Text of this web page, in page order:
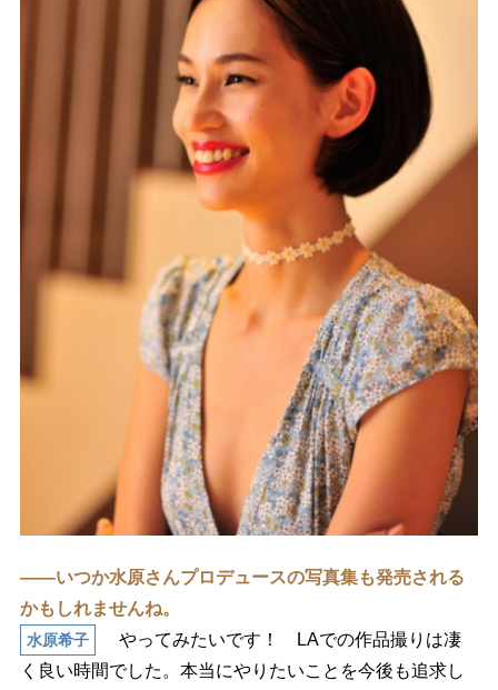
――いつか水原さんプロデュースの写真集も発売される
かもしれませんね。
水原希子
ってみたいです！ LAでの作品撮りは凄
く良い時間でした。本当にやりたいことを今後も追求し